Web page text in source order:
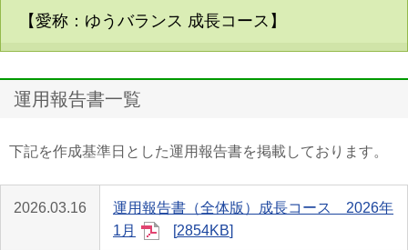
【愛称：ゆうバランス 成長コース】
運用報告書一覧
下記を作成基準日とした運用報告書を掲載しております。
2026.03.16
運用報告書（全体版）成長コース 2026年
1月
2854KB